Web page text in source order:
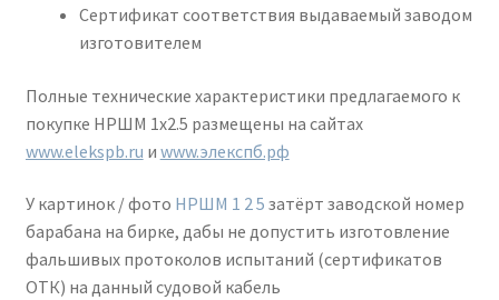
Сертификат соответствия выдаваемый заводом
изготовителем
Полные технические характеристики предлагаемого к
покупке НРШМ 1х2.5 размещены на сайтах
www.elekspb.ru и www.элекспб.рф
У картинок / фото НРШМ 1 2 5 затёрт заводской номер
барабана на бирке, дабы не допустить изготовление
фальшивых протоколов испытаний (сертификатов
ОТК) на данный судовой кабель